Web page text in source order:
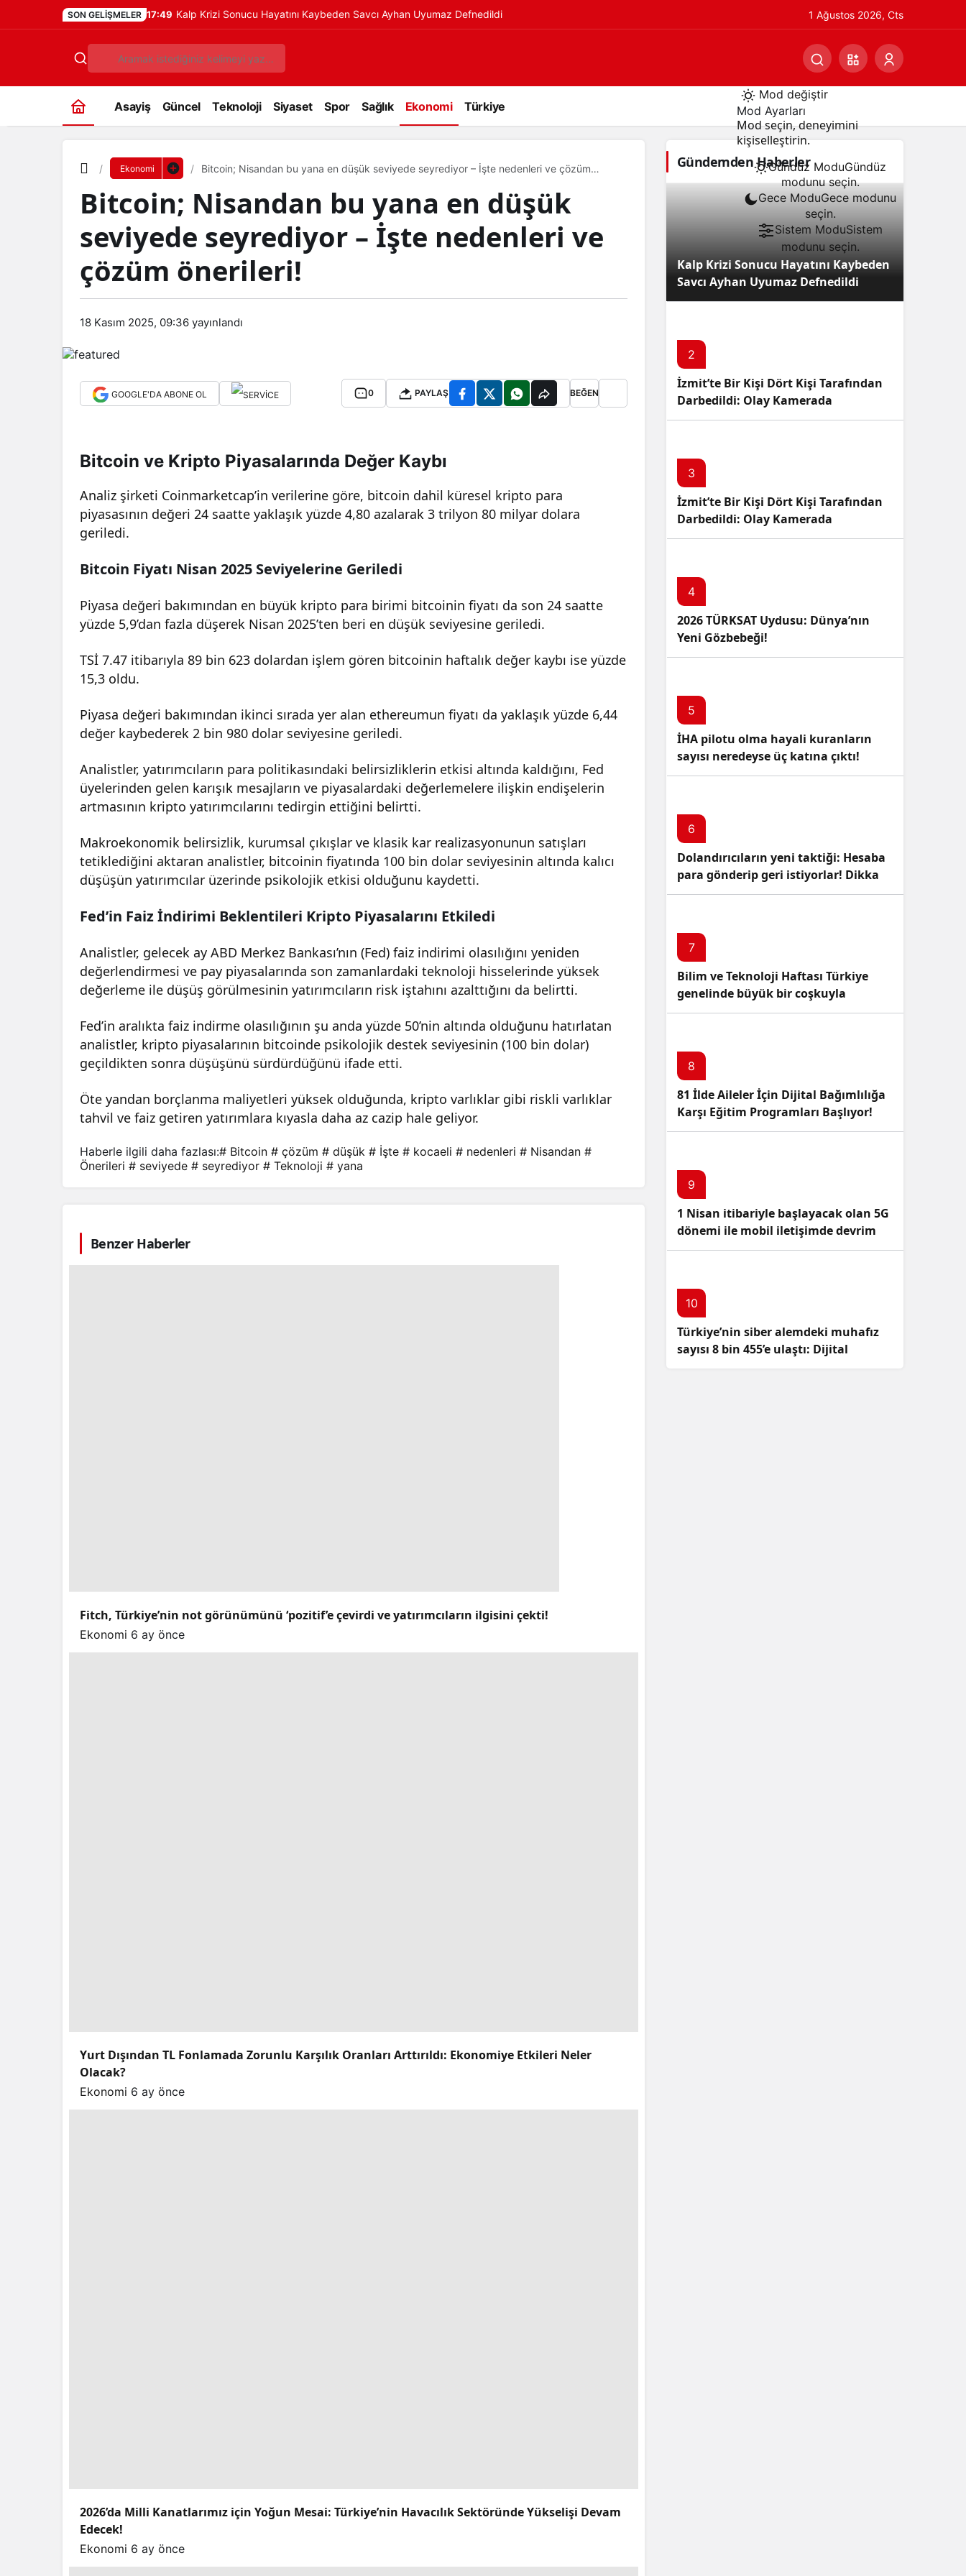
SON GELIŞMELER 17:49 Kalp Krizi Sonucu Hayatını Kaybeden Savcı Ayhan Uyumaz Defnedildi 1 Ağustos 2026, Cts
Asayiş Güncel Teknoloji Siyaset Spor Sağlık Ekonomi Türkiye
Mod değiştir
Mod Ayarları
Mod seçin, deneyimini
kişiselleştirin.
Gündüz ModuGündüz
modunu seçin.
Gece ModuGece modunu
seçin.
Sistem ModuSistem
modunu seçin.
Ekonomi
Bitcoin; Nisandan bu yana en düşük seviyede seyrediyor – İşte nedenleri ve çözüm
Bitcoin; Nisandan bu yana en düşük
seviyede seyrediyor – İşte nedenleri ve
çözüm önerileri!
18 Kasım 2025, 09:36 yayınlandı
GOOGLE'DA ABONE OL 0 PAYLAŞ BEĞEN
Bitcoin ve Kripto Piyasalarında Değer Kaybı
Analiz şirketi Coinmarketcap’in verilerine göre, bitcoin dahil küresel kripto para
piyasasının değeri 24 saatte yaklaşık yüzde 4,80 azalarak 3 trilyon 80 milyar dolara
geriledi.
Bitcoin Fiyatı Nisan 2025 Seviyelerine Geriledi
Piyasa değeri bakımından en büyük kripto para birimi bitcoinin fiyatı da son 24 saatte
yüzde 5,9’dan fazla düşerek Nisan 2025’ten beri en düşük seviyesine geriledi.
TSİ 7.47 itibarıyla 89 bin 623 dolardan işlem gören bitcoinin haftalık değer kaybı ise yüzde
15,3 oldu.
Piyasa değeri bakımından ikinci sırada yer alan ethereumun fiyatı da yaklaşık yüzde 6,44
değer kaybederek 2 bin 980 dolar seviyesine geriledi.
Analistler, yatırımcıların para politikasındaki belirsizliklerin etkisi altında kaldığını, Fed
üyelerinden gelen karışık mesajların ve piyasalardaki değerlemelere ilişkin endişelerin
artmasının kripto yatırımcılarını tedirgin ettiğini belirtti.
Makroekonomik belirsizlik, kurumsal çıkışlar ve klasik kar realizasyonunun satışları
tetiklediğini aktaran analistler, bitcoinin fiyatında 100 bin dolar seviyesinin altında kalıcı
düşüşün yatırımcılar üzerinde psikolojik etkisi olduğunu kaydetti.
Fed’in Faiz İndirimi Beklentileri Kripto Piyasalarını Etkiledi
Analistler, gelecek ay ABD Merkez Bankası’nın (Fed) faiz indirimi olasılığını yeniden
değerlendirmesi ve pay piyasalarında son zamanlardaki teknoloji hisselerinde yüksek
değerleme ile düşüş görülmesinin yatırımcıların risk iştahını azalttığını da belirtti.
Fed’in aralıkta faiz indirme olasılığının şu anda yüzde 50’nin altında olduğunu hatırlatan
analistler, kripto piyasalarının bitcoinde psikolojik destek seviyesinin (100 bin dolar)
geçildikten sonra düşüşünü sürdürdüğünü ifade etti.
Öte yandan borçlanma maliyetleri yüksek olduğunda, kripto varlıklar gibi riskli varlıklar
tahvil ve faiz getiren yatırımlara kıyasla daha az cazip hale geliyor.
Haberle ilgili daha fazlası:# Bitcoin # çözüm # düşük # İşte # kocaeli # nedenleri # Nisandan #
Önerileri # seviyede # seyrediyor # Teknoloji # yana
Benzer Haberler
Fitch, Türkiye’nin not görünümünü ‘pozitif’e çevirdi ve yatırımcıların ilgisini çekti!
Ekonomi 6 ay önce
Yurt Dışından TL Fonlamada Zorunlu Karşılık Oranları Arttırıldı: Ekonomiye Etkileri Neler
Olacak?
Ekonomi 6 ay önce
2026’da Milli Kanatlarımız için Yoğun Mesai: Türkiye’nin Havacılık Sektöründe Yükselişi Devam
Edecek!
Ekonomi 6 ay önce
Gündemden Haberler
Kalp Krizi Sonucu Hayatını Kaybeden
Savcı Ayhan Uyumaz Defnedildi
2
İzmit’te Bir Kişi Dört Kişi Tarafından
Darbedildi: Olay Kamerada
3
İzmit’te Bir Kişi Dört Kişi Tarafından
Darbedildi: Olay Kamerada
4
2026 TÜRKSAT Uydusu: Dünya’nın
Yeni Gözbebeği!
5
İHA pilotu olma hayali kuranların
sayısı neredeyse üç katına çıktı!
6
Dolandırıcıların yeni taktiği: Hesaba
para gönderip geri istiyorlar! Dikkat
Edin!
7
Bilim ve Teknoloji Haftası Türkiye
genelinde büyük bir coşkuyla
kutlandı: İşte Etkinlikler ve
8
81 İlde Aileler İçin Dijital Bağımlılığa
Karşı Eğitim Programları Başlıyor!
9
1 Nisan itibariyle başlayacak olan 5G
dönemi ile mobil iletişimde devrim
başlıyor!
10
Türkiye’nin siber alemdeki muhafız
sayısı 8 bin 455’e ulaştı: Dijital